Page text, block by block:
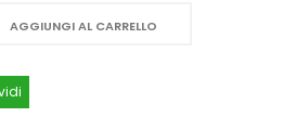
AGGIUNGI AL CARRELLO